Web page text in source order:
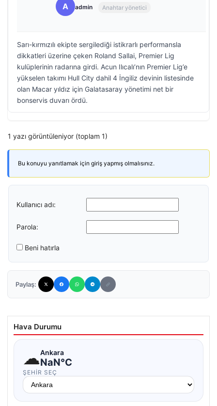
A admin Anahtar yönetici
Sarı-kırmızılı ekipte sergilediği istikrarlı performansla
dikkatleri üzerine çeken Roland Sallai, Premier Lig
kulüplerinin radarına girdi. Acun Ilıcalı’nın Premier Lig’e
yükselen takımı Hull City dahil 4 İngiliz devinin listesinde
olan Macar yıldız için Galatasaray yönetimi net bir
bonservis duvarı ördü.
1 yazı görüntüleniyor (toplam 1)
Bu konuyu yanıtlamak için giriş yapmış olmalısınız.
Kullanıcı adı:
Parola:
Beni hatırla
Paylaş:
Hava Durumu
☁Ankara
NaN°C
ŞEHIR SEÇ